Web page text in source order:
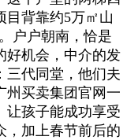
目背靠约5万㎡山
户户朝南，恰是
好机会，中介的发
三代同堂，他们夫
州买卖集团官网一
让孩子能成功享受
，加上春节前后的